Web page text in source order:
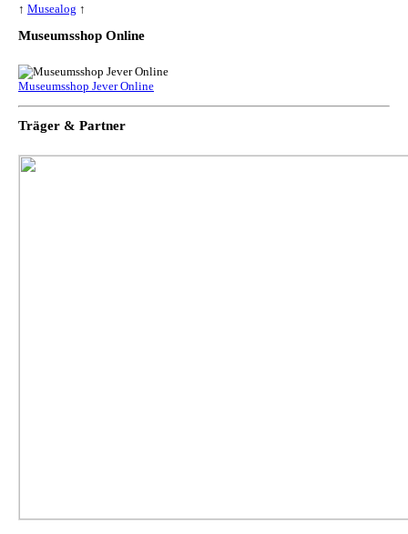
↑ Musealog ↑
Museumsshop Online
Museumsshop Jever Online
Träger & Partner